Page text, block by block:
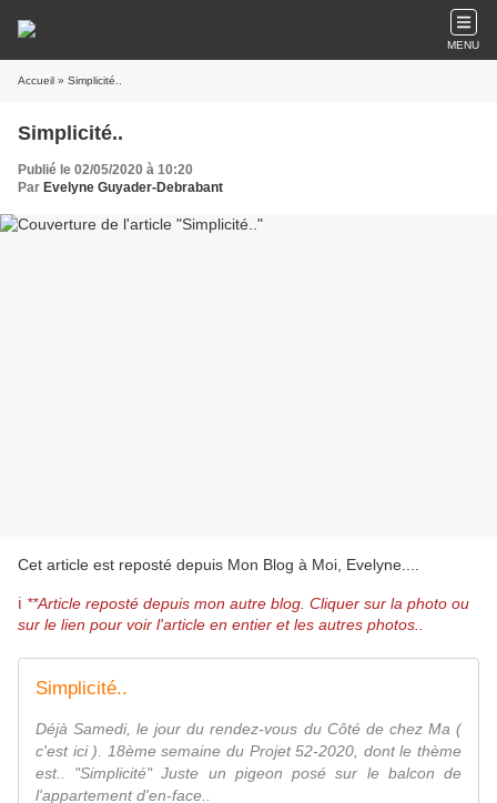
MENU
Accueil » Simplicité..
Simplicité..
Publié le 02/05/2020 à 10:20
Par Evelyne Guyader-Debrabant
Cet article est reposté depuis Mon Blog à Moi, Evelyne...
ℹ️ **Article reposté depuis mon autre blog. Cliquer sur la photo ou
sur le lien pour voir l'article en entier et les autres photos..
Simplicité..
Déjà Samedi, le jour du rendez-vous du Côté de chez Ma (
c'est ici ). 18ème semaine du Projet 52-2020, dont le thème
est.. "Simplicité" Juste un pigeon posé sur le balcon de
l'appartement d'en-face..